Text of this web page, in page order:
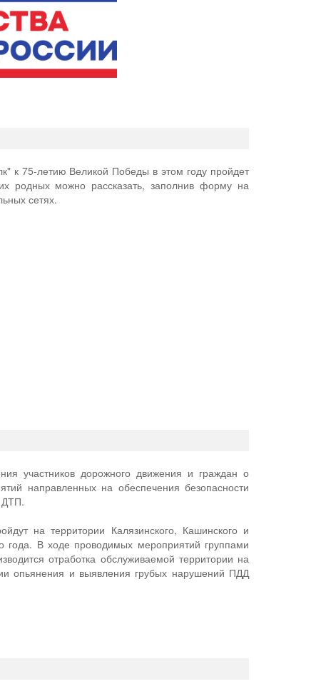
к 75-летию Великой Победы в этом году пройдет
родных можно рассказать, заполнив форму на
сетях.
участников дорожного движения и граждан о
направленных на обеспечения безопасности
ДТП.
на территории Калязинского, Кашинского и
В ходе проводимых мероприятий группами
отработка обслуживаемой территории на
опьянения и выявления грубых нарушений ПДД